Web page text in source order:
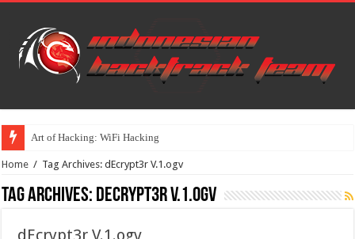
Art of Hacking: WiFi Hacking
Home / Tag Archives: dEcrypt3r V.1.ogv
Tag Archives: dEcrypt3r V.1.ogv
dEcrypt3r V.1.ogv